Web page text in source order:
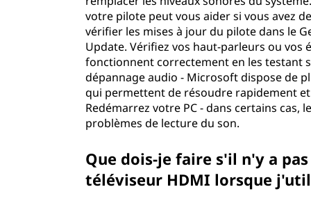
votre pilote peut vous aider si vous avez
vérifier les mises à jour du pilote dans le
Update. Vérifiez vos haut-parleurs ou
fonctionnent correctement en les testant
dépannage audio - Microsoft dispose de
qui permettent de résoudre rapidement
Redémarrez votre PC - dans certains
problèmes de lecture du son.
Que dois-je faire s'il n'y a
téléviseur HDMI lorsque